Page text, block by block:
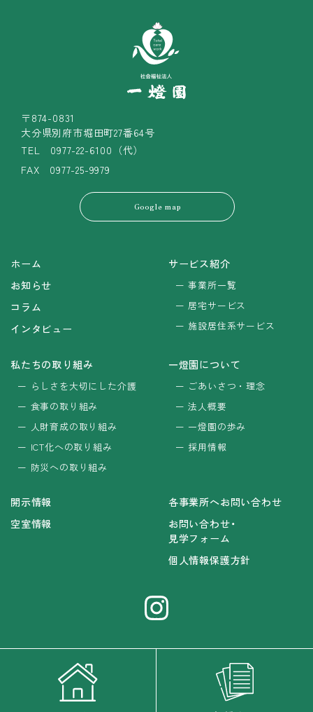
〒874-0831
大分県別府市堀田町27番64号
Google map
TEL 0977-22-6100（代）
FAX 0977-25-9979
ホーム
お知らせ
コラム
インタビュー
サービス紹介
事業所一覧
居宅サービス
施設居住系サービス
私たちの取り組み
らしさを大切にした介護
食事の取り組み
人財育成の取り組み
ICT化への取り組み
防災への取り組み
一燈園について
ごあいさつ・理念
法人概要
一燈園の歩み
採用情報
開示情報
空室情報
各事業所へお問い合わせ
お問い合わせ・
見学フォーム
個人情報保護方針